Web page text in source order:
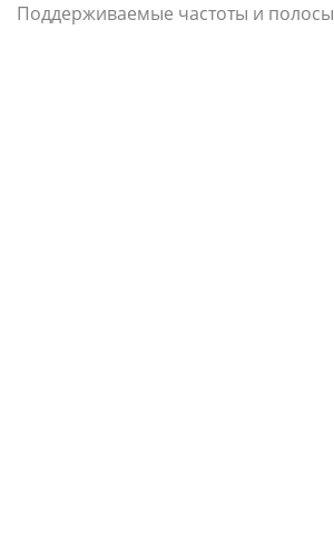
Поддерживаемые частоты и полосы